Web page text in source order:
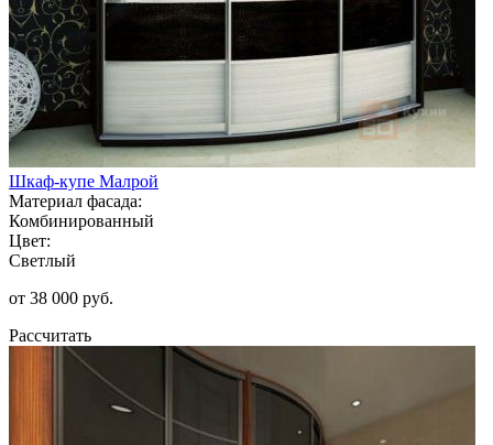
Шкаф-купе Малрой
Материал фасада:
Комбинированный
Цвет:
Светлый
от 38 000 руб.
Рассчитать